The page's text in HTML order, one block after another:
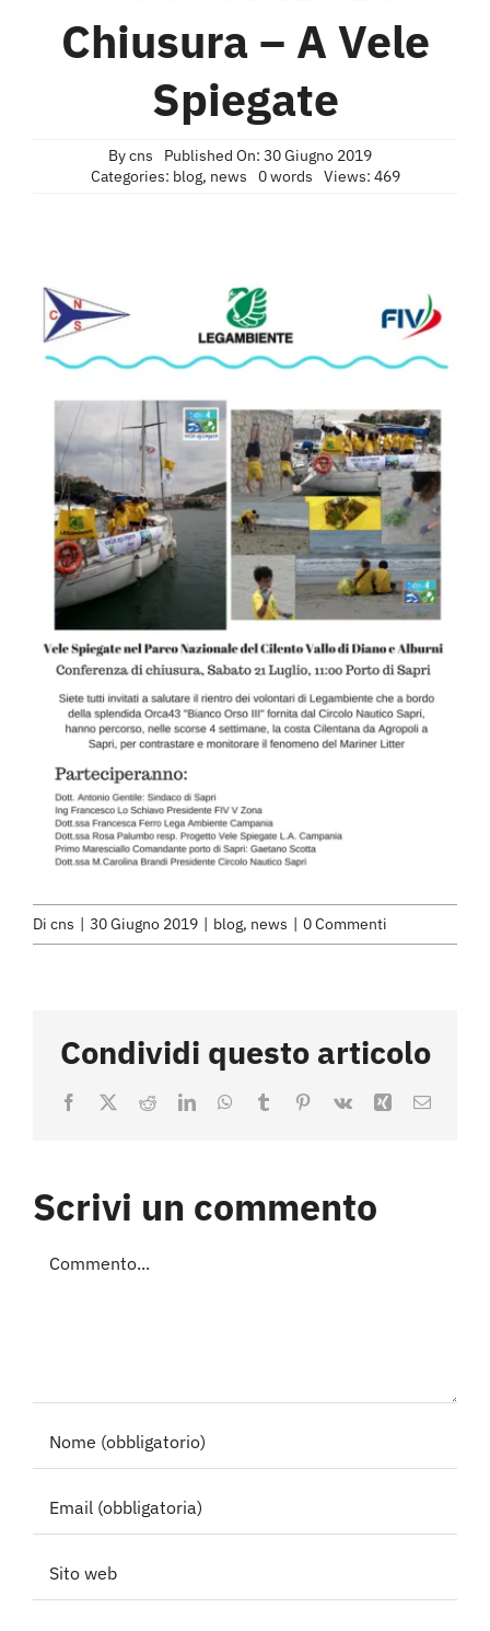
Chiusura – A Vele
Spiegate
Bycns
Published On: 30 Giugno 2019
Categories: blog, news 0 words Views: 469
Di cns | 30 Giugno 2019 | blog, news | 0 Commenti
Condividi questo articolo
Facebook
X RedditLinkedInWhatsApp
TumblrPinterest
Vk Xing Email
Scrivi un commento
Commento